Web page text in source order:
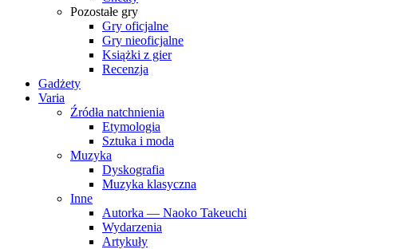
Pozostałe gry
Gry oficjalne
Gry nieoficjalne
Książki z gier
Recenzja
Gadżety
Varia
Źródła natchnienia
Etymologia
Sztuka i moda
Muzyka
Dyskografia
Muzyka klasyczna
Inne
Autorka — Naoko Takeuchi
Wydarzenia
Artykuły